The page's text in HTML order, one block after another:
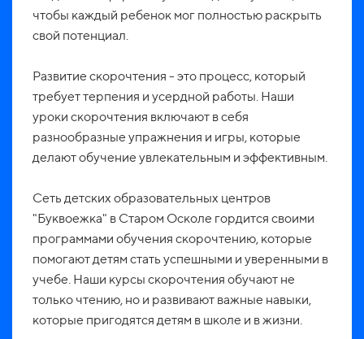
чтобы каждый ребенок мог полностью раскрыть
свой потенциал.
Развитие скорочтения - это процесс, который
требует терпения и усердной работы. Наши
уроки скорочтения включают в себя
разнообразные упражнения и игры, которые
делают обучение увлекательным и эффективным.
Сеть детских образовательных центров
"Буквоежка" в Старом Осколе гордится своими
программами обучения скорочтению, которые
помогают детям стать успешными и уверенными в
учебе. Наши курсы скорочтения обучают не
только чтению, но и развивают важные навыки,
которые пригодятся детям в школе и в жизни.